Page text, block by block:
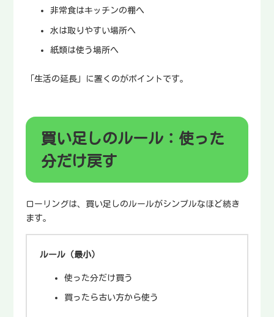
非常食はキッチンの棚へ
水は取りやすい場所へ
紙類は使う場所へ
「生活の延長」に置くのがポイントです。
買い足しのルール：使った
分だけ戻す
ローリングは、買い足しのルールがシンプルなほど続き
ます。
ルール（最小）
使った分だけ買う
買ったら古い方から使う